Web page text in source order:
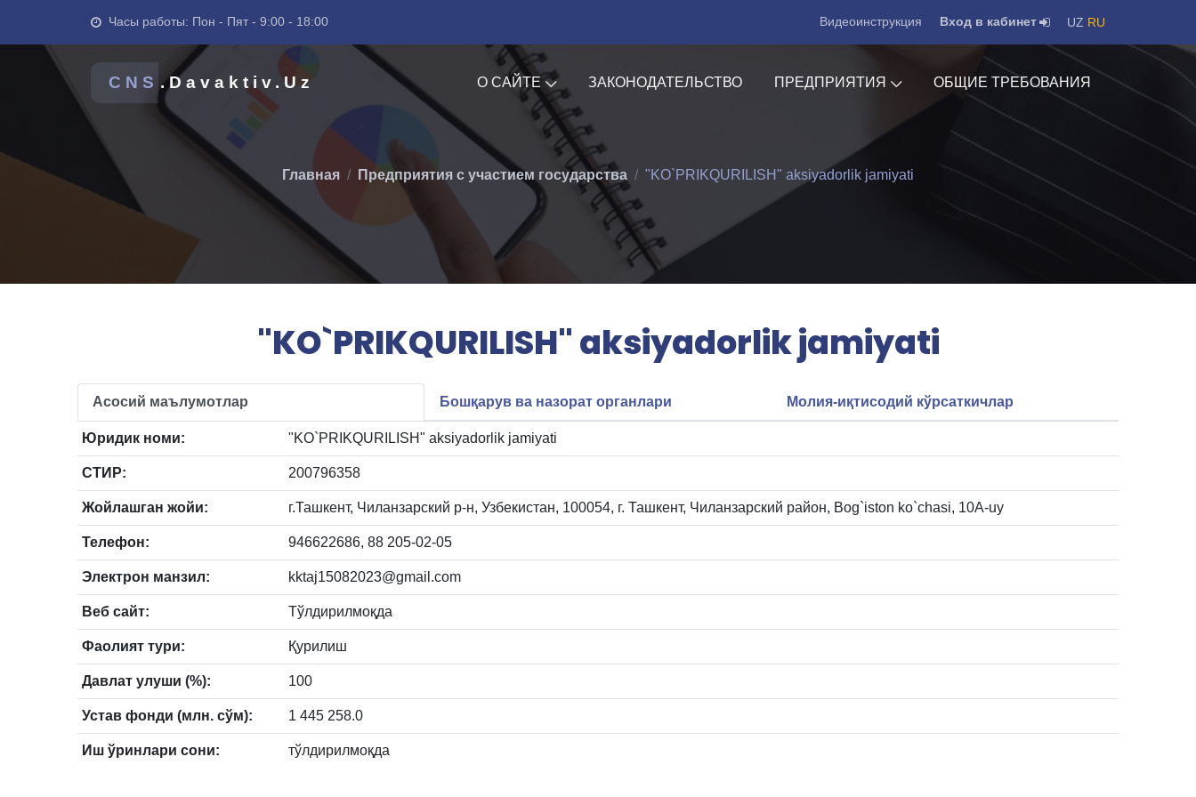
Часы работы: Пон - Пят - 9:00 - 18:00 Видеоинструкция Вход в кабинет UZ RU
CNS .Davaktiv.Uz О САЙТЕ ЗАКОНОДАТЕЛЬСТВО ПРЕДПРИЯТИЯ ОБЩИЕ ТРЕБОВАНИЯ
Главная Предприятия с участием государства "KO`PRIKQURILISH" aksiyadorlik jamiyati
"KO`PRIKQURILISH" aksiyadorlik jamiyati
Асосий маълумотлар Бошқарув ва назорат органлари Молия-иқтисодий кўрсаткичлар
Юридик номи: "KO`PRIKQURILISH" aksiyadorlik jamiyati
СТИР: 200796358
Жойлашган жойи: г.Ташкент, Чиланзарский р-н, Узбекистан, 100054, г. Ташкент, Чиланзарский район, Bog`iston ko`chasi, 10А-uy
Телефон: 946622686, 88 205-02-05
Электрон манзил: kktaj15082023@gmail.com
Веб сайт: Тўлдирилмоқда
Фаолият тури: Қурилиш
Давлат улуши (%): 100
Устав фонди (млн. сўм): 1 445 258.0
Иш ўринлари сони: тўлдирилмоқда